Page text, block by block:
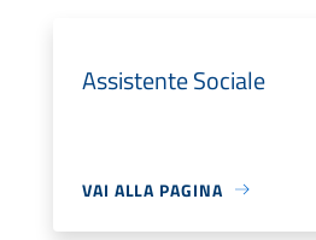
Assistente Sociale
VAI ALLA PAGINA